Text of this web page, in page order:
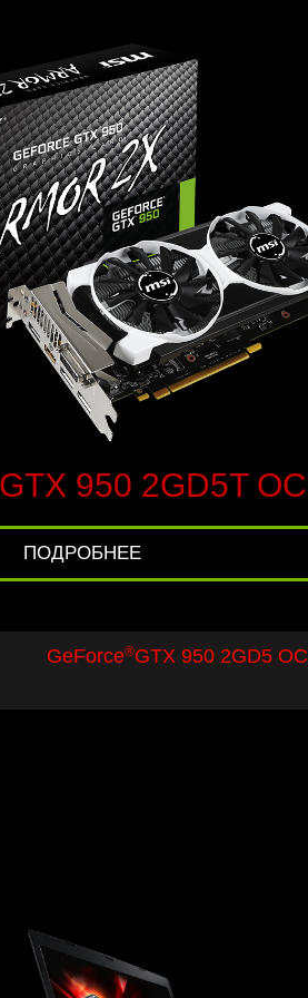
950 2GD5T OC
ПОДРОБНЕЕ
GeForce®GTX 950 2GD5 OC